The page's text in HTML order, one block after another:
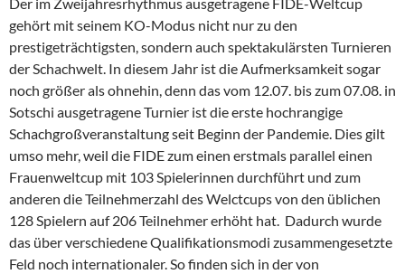
gehört mit seinem KO-Modus nicht nur zu den
prestigeträchtigsten, sondern auch spektakulärsten Turnieren
der Schachwelt. In diesem Jahr ist die Aufmerksamkeit sogar
noch größer als ohnehin, denn das vom 12.07. bis zum 07.08. in
Sotschi ausgetragene Turnier ist die erste hochrangige
Schachgroßveranstaltung seit Beginn der Pandemie. Dies gilt
umso mehr, weil die FIDE zum einen erstmals parallel einen
Frauenweltcup mit 103 Spielerinnen durchführt und zum
anderen die Teilnehmerzahl des Welctcups von den üblichen
128 Spielern auf 206 Teilnehmer erhöht hat. Dadurch wurde
das über verschiedene Qualifikationsmodi zusammengesetzte
Feld noch internationaler. So finden sich in der von